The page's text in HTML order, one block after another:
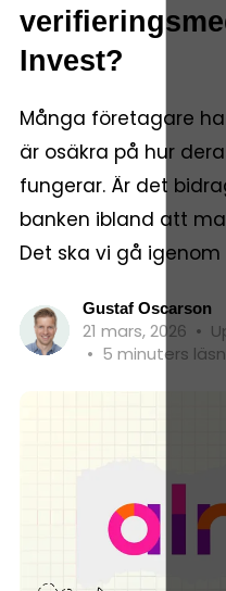
Invest?
Många företagare
är osäkra på hur
fungerar. Är det
banken ibland att
Det ska vi gå igenom
Gustaf Oscarson
21 mars, 2026 •
• 5 minuters